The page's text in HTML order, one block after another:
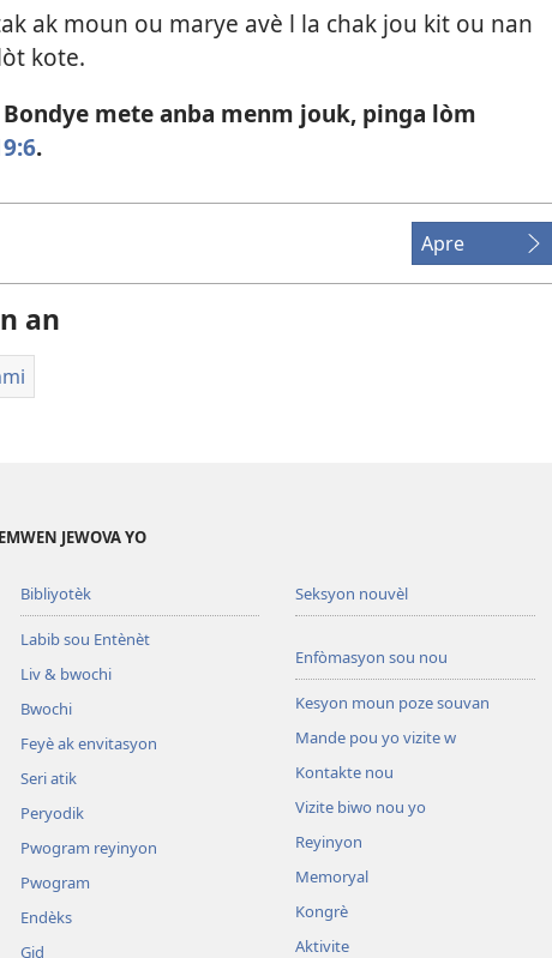
ak moun ou marye avè l la chak jou kit ou nan
kote.
Bondye mete anba menm jouk, pinga lòm
.
Apre
an
JEWOVA YO
Bibliyotèk
Labib sou Entènèt
Liv & bwochi
Bwochi
Feyè ak envitasyon
Seri atik
Peryodik
Pwogram reyinyon
Pwogram
Endèks
Gid
Seksyon nouvèl
Enfòmasyon sou nou
Kesyon moun poze souvan
Mande pou yo vizite w
Kontakte nou
Vizite biwo nou yo
Reyinyon
Memoryal
Kongrè
Aktivite